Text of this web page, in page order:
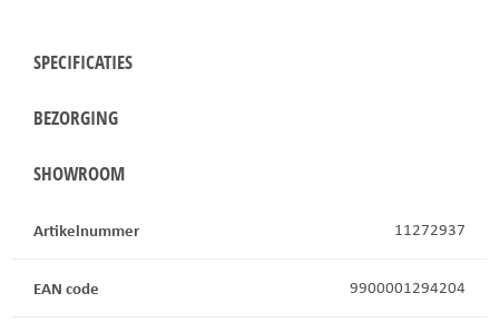
SPECIFICATIES
BEZORGING
SHOWROOM
Artikelnummer 11272937
EAN code 9900001294204